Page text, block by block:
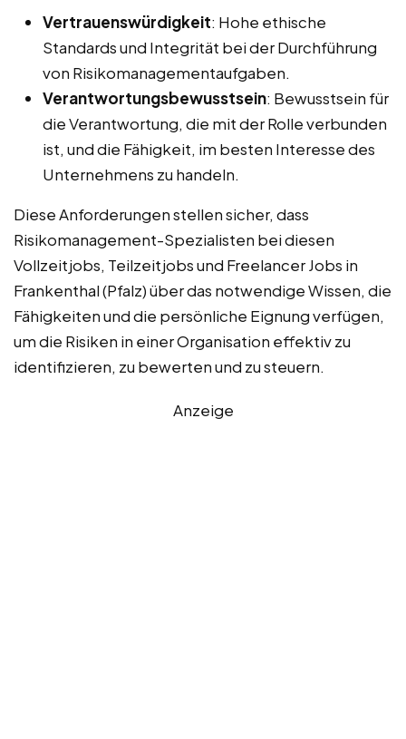
Vertrauenswürdigkeit: Hohe ethische
Standards und Integrität bei der Durchführung
von Risikomanagementaufgaben.
Verantwortungsbewusstsein: Bewusstsein für
die Verantwortung, die mit der Rolle verbunden
ist, und die Fähigkeit, im besten Interesse des
Unternehmens zu handeln.
Diese Anforderungen stellen sicher, dass
Risikomanagement-Spezialisten bei diesen
Vollzeitjobs, Teilzeitjobs und Freelancer Jobs in
Frankenthal (Pfalz) über das notwendige Wissen, die
Fähigkeiten und die persönliche Eignung verfügen,
um die Risiken in einer Organisation effektiv zu
identifizieren, zu bewerten und zu steuern.
Anzeige